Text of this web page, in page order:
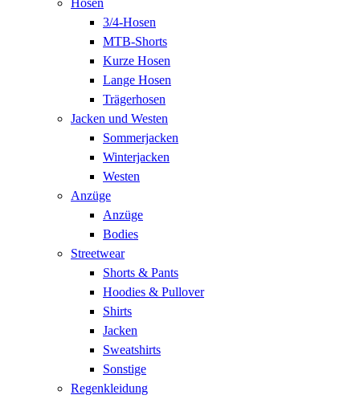
3/4-Hosen
MTB-Shorts
Kurze Hosen
Lange Hosen
Trägerhosen
Jacken und Westen
Sommerjacken
Winterjacken
Westen
Anzüge
Anzüge
Bodies
Streetwear
Shorts & Pants
Hoodies & Pullover
Shirts
Jacken
Sweatshirts
Sonstige
Regenkleidung